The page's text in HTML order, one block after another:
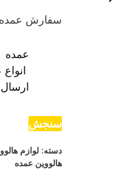
سفارش عمده
عمده
سنجش
دسته: لوازم
هالووین عمده